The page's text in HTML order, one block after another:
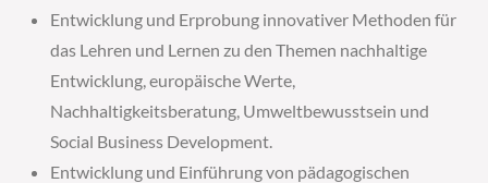
Entwicklung und Erprobung innovativer Methoden für
das Lehren und Lernen zu den Themen nachhaltige
Entwicklung, europäische Werte,
Nachhaltigkeitsberatung, Umweltbewusstsein und
Social Business Development.
Entwicklung und Einführung von pädagogischen